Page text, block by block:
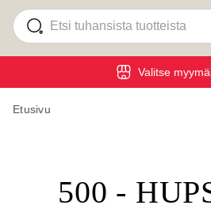
Valitse
Etusivu
500 -